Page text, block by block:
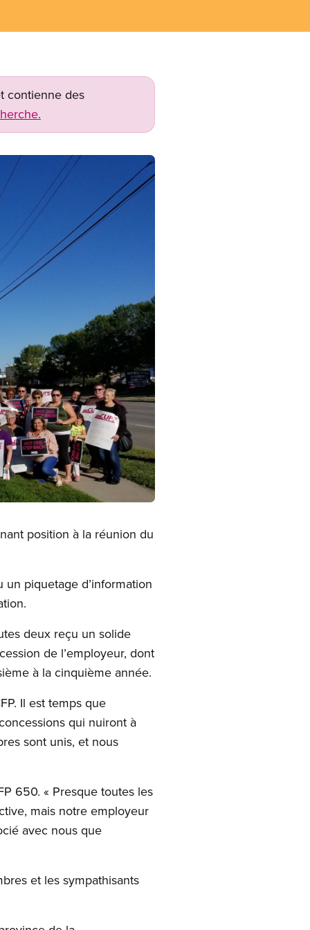
contienne des
position à la réunion du
piquetage d’information
deux reçu un solide
de l’employeur, dont
à la cinquième année.
Il est temps que
qui nuiront à
sont unis, et nous
650. « Presque toutes les
mais notre employeur
avec nous que
et les sympathisants